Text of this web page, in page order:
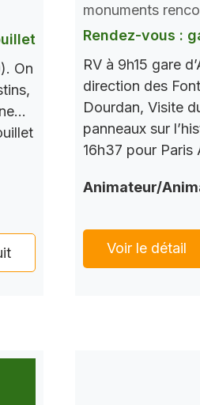
On
monuments
Rendez-vous :
RV à 9h15 gare
direction des
Dourdan, Visite
panneaux sur
16h37 pour Paris
Animateur/
Voir le détail